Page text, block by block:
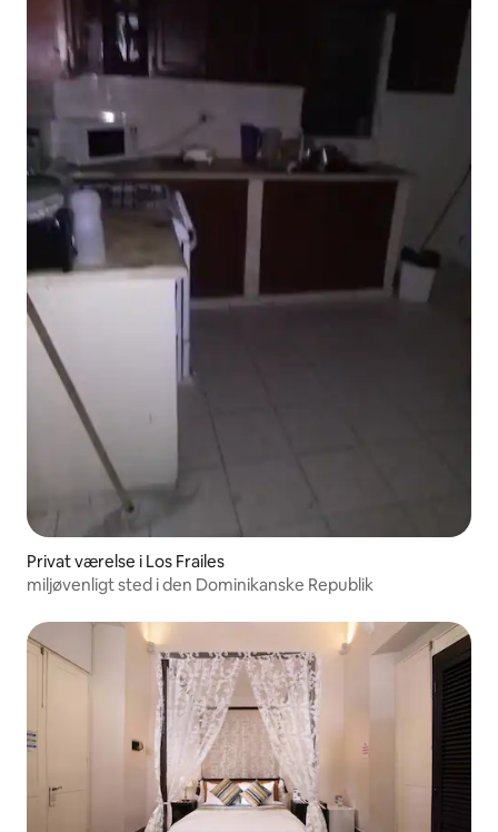
Privat værelse i Los Frailes
miljøvenligt sted i den Dominikanske Republik